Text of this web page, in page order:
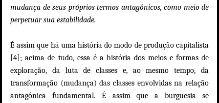
mudança de seus próprios termos antagônicos, como meio de
perpetuar sua estabilidade.
É assim que há uma história do modo de produção capitalista
[4]; acima de tudo, essa é a história dos meios e formas de
exploração, da luta de classes e, ao mesmo tempo, da
transformação (mudança) das classes envolvidas na relação
antagônica fundamental. É assim que a burguesia se